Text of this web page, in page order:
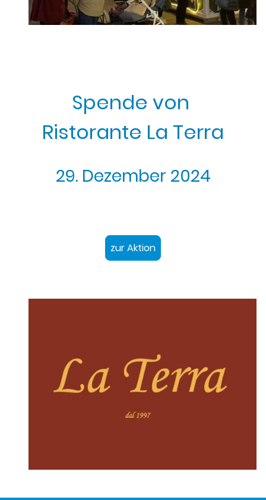
Spende von
Ristorante La Terra
29. Dezember 2024
zur Aktion